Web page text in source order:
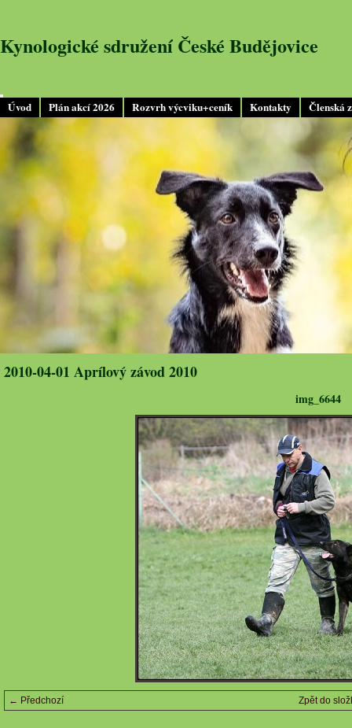
Úvod Plán akcí 2026 Rozvrh výcviku+ceník Kontakty Členská
Kynologické sdružení České Budějovice
2010-04-01 Aprílový závod 2010
img_6644
← Předchozí Zpět do